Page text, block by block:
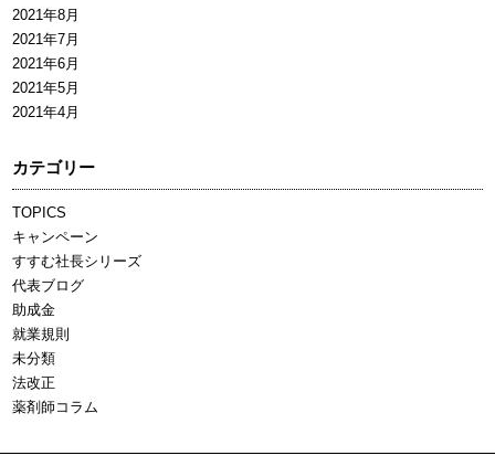
2021年8月
2021年7月
2021年6月
2021年5月
2021年4月
カテゴリー
TOPICS
キャンペーン
すすむ社長シリーズ
代表ブログ
助成金
就業規則
未分類
法改正
薬剤師コラム